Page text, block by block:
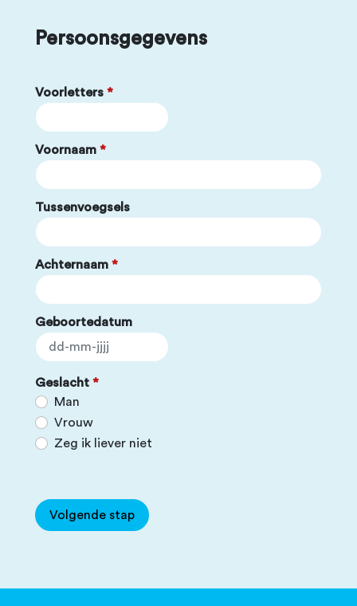
Persoonsgegevens
Voorletters *
Voornaam *
Tussenvoegsels
Achternaam *
Geboortedatum
Geslacht *
Man
Vrouw
Zeg ik liever niet
Volgende stap